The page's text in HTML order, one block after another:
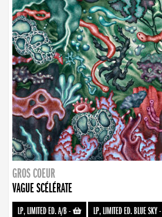
GROS COEUR
VAGUE SCÉLÉRATE
LP, LIMITED ED. A/B- LP, LIMITED ED. BLUE SKY-